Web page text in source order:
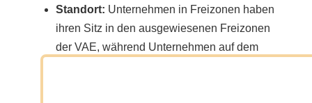
Standort: Unternehmen in Freizonen haben
ihren Sitz in den ausgewiesenen Freizonen
der VAE, während Unternehmen auf dem